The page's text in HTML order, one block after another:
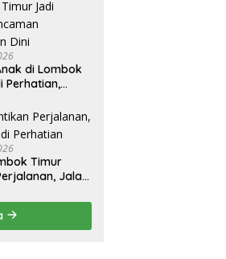
di Lombok
Perhatian,
hingga
Dini
Timur
Jalan